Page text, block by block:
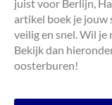
juist voor Berlijn,
artikel boek je jouw
veilig en snel. Wil
Bekijk dan
oosterburen!